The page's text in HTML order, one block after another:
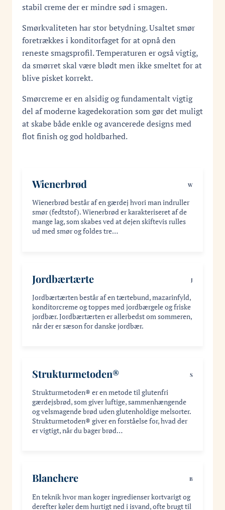
stabil creme der er mindre sød i smagen.
Smørkvaliteten har stor betydning. Usaltet smør
foretrækkes i konditorfaget for at opnå den
reneste smagsprofil. Temperaturen er også vigtig,
da smørret skal være blødt men ikke smeltet for at
blive pisket korrekt.
Smørcreme er en alsidig og fundamentalt vigtig
del af moderne kagedekoration som gør det muligt
at skabe både enkle og avancerede designs med
flot finish og god holdbarhed.
Wienerbrød W
Wienerbrød består af en gærdej hvori man indruller
smør (fedtstof). Wienerbrød er karakteriseret af de
mange lag, som skabes ved at dejen skiftevis rulles
ud med smør og foldes tre…
Jordbærtærte J
Jordbærtærten består af en tærtebund, mazarinfyld,
konditorcreme og toppes med jordbærgele og friske
jordbær. Jordbærtærten er allerbedst om sommeren,
når der er sæson for danske jordbær.
Strukturmetoden® S
Strukturmetoden® er en metode til glutenfri
gærdejsbrød, som giver luftige, sammenhængende
og velsmagende brød uden glutenholdige melsorter.
Strukturmetoden® giver en forståelse for, hvad der
er vigtigt, når du bager brød…
Blanchere B
En teknik hvor man koger ingredienser kortvarigt og
derefter køler dem hurtigt ned i isvand, ofte brugt til